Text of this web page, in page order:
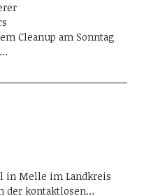
Cleanup am Sonntag
in Melle im Landkreis
der kontaktlosen…